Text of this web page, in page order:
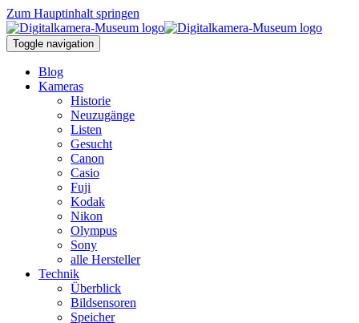
Zum Hauptinhalt springen
Toggle navigation
Blog
Kameras
Historie
Neuzugänge
Listen
Gesucht
Canon
Casio
Fuji
Kodak
Nikon
Olympus
Sony
alle Hersteller
Technik
Überblick
Bildsensoren
Speicher